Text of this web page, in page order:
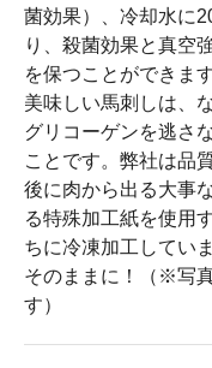
菌効果）、冷却水に
り、殺菌効果と真空
を保つことができます
美味しい馬刺しは、
グリコーゲンを逃さ
ことです。弊社は品
後に肉から出る大事
る特殊加工紙を使用
ちに冷凍加工してい
そのままに！（※写
す）